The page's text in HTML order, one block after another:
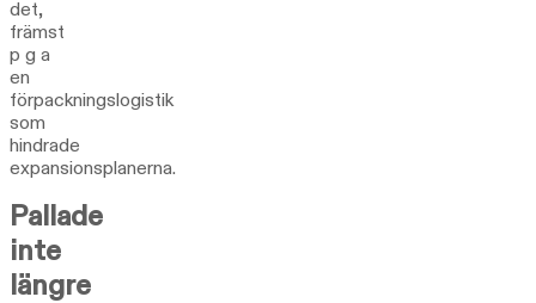
det,
främst
p g a
en
förpackningslogistik
som
hindrade
expansionsplanerna.
Pallade
inte
längre